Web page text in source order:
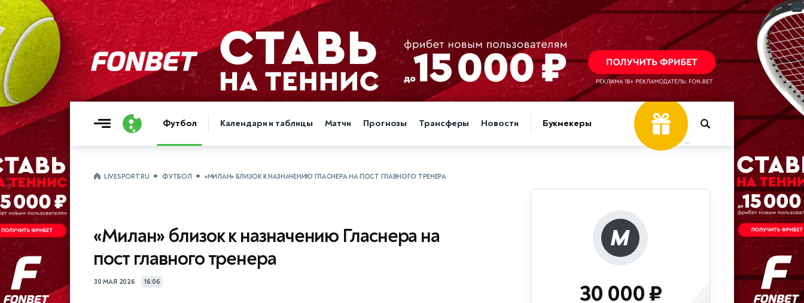
Футбол Календари и таблицы Матчи Прогнозы Трансферы Новости Букмекеры
...
LIVESPORT.RU ФУТБОЛ «МИЛАН» БЛИЗОК К НАЗНАЧЕНИЮ ГЛАСНЕРА НА ПОСТ ГЛАВНОГО ТРЕНЕРА
«Милан» близок к назначению Гласнера на
пост главного тренера
30 МАЯ 2026 16:06 30 000 ₽
...